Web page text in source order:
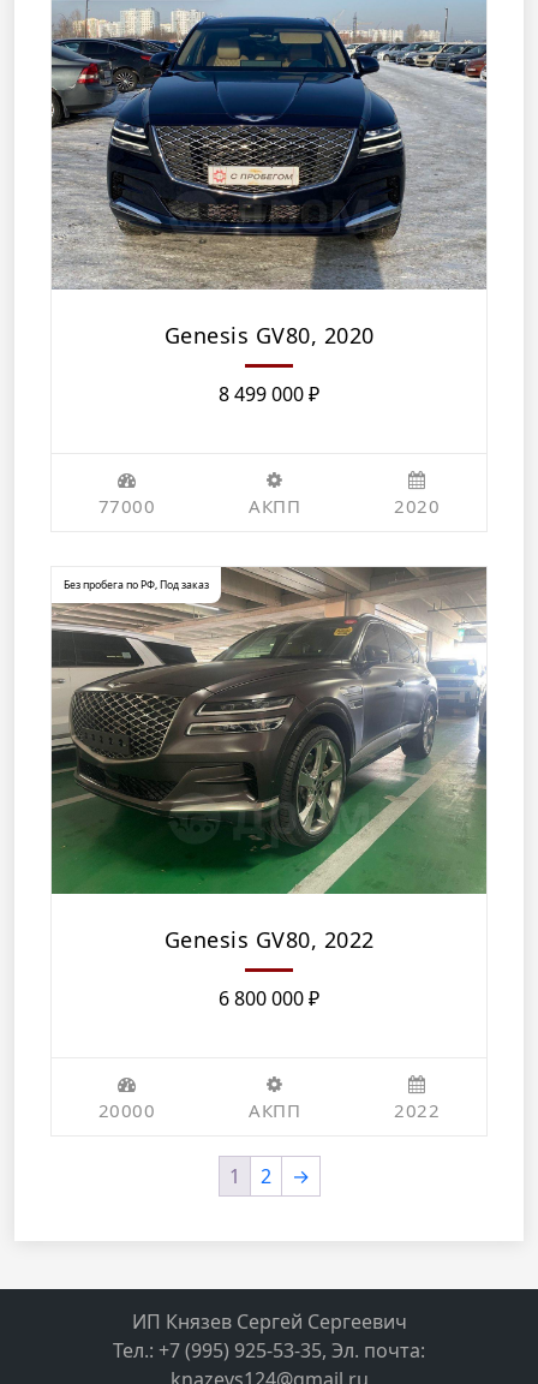
Genesis GV80, 2020
8 499 000₽
77000 АКПП 2020
Без пробега по РФ,Под заказ
Genesis GV80, 2022
6 800 000₽
20000 АКПП 2022
1 2 →
ИП Князев Сергей Сергеевич
Тел.: +7 (995) 925-53-35, Эл. почта: